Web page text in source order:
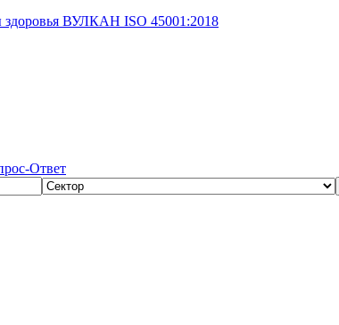
здоровья ВУЛКАН ISO 45001:2018
Ответ